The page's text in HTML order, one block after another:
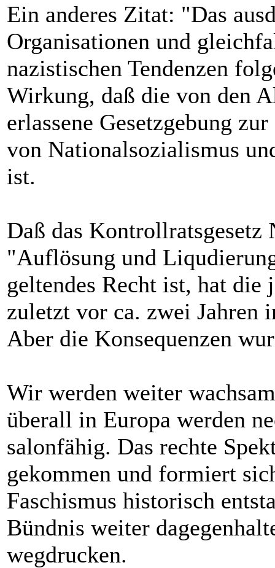
Ein anderes Zitat: "Das
Organisationen und
nazistischen Tendenzen
Wirkung, daß die von den
erlassene Gesetzgebung
von Nationalsozialismus
ist.
Daß das
"Auflösung und
geltendes Recht ist, hat die
zuletzt vor ca. zwei Jahren
Aber die Konsequenzen
Wir werden weiter
überall in Europa werden
salonfähig. Das rechte
gekommen und formiert
Faschismus historisch
Bündnis weiter
wegdrucken.